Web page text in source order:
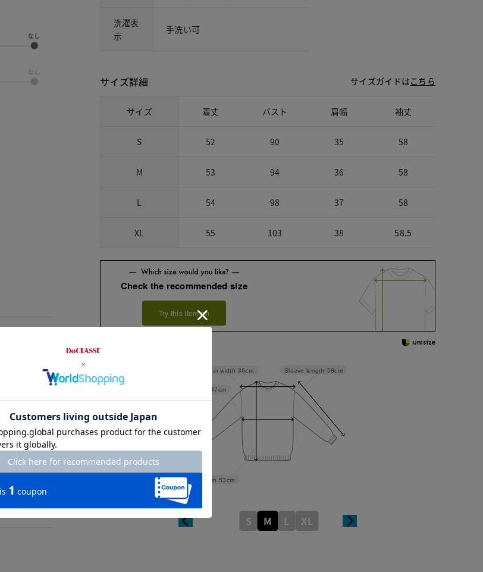
洗濯表
示
手洗い可
サイズ詳細 サイズガイドはこちら
サイズ 着丈 バスト 肩幅 袖丈
S 52 90 35 58
M 53 94 36 58
L 54 98 37 58
XL 55 103 38 58.5
Check the recommended size
Try this item on
Sleeve length 58cm
Length 53cm
47cm
Shoulder width 36cm
S M L XL